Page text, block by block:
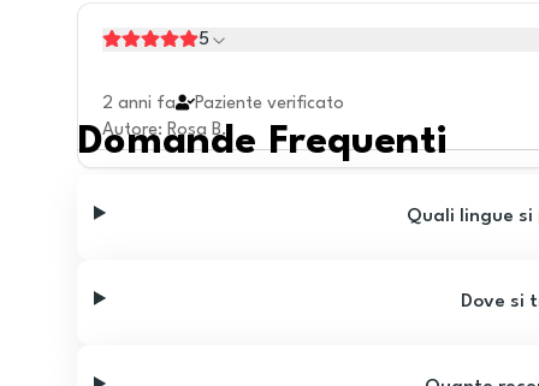
5
2 anni fa
Paziente verificato
Autore: Rosa B.
Domande Frequenti
Quali lingue si
Dove si